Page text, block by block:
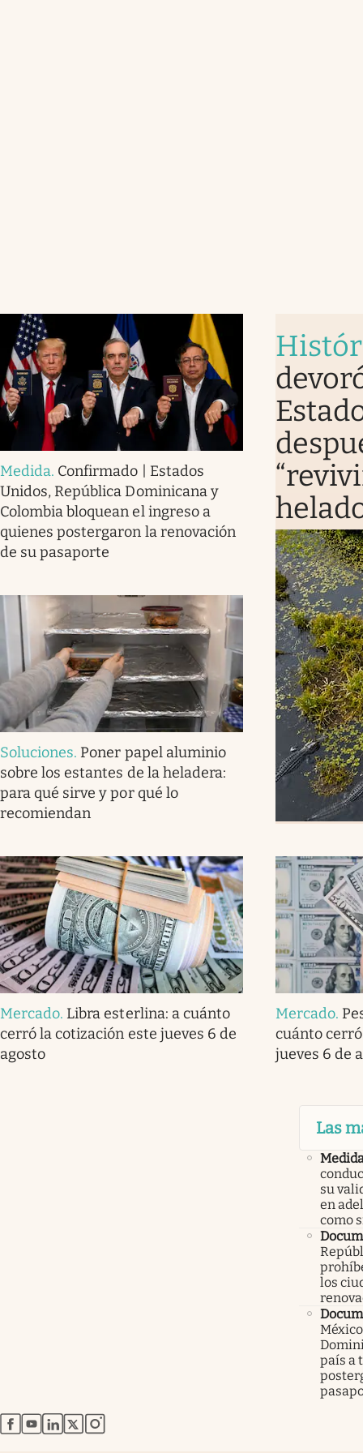
Medida. Confirmado | Estados
Unidos, República Dominicana y
Colombia bloquean el ingreso a
quienes postergaron la renovación
de su pasaporte
Soluciones. Poner papel aluminio
sobre los estantes de la heladera:
para qué sirve y por qué lo
recomiendan
Mercado. Libra esterlina: a cuánto
cerró la cotización este jueves 6 de
agosto
Mercado.
cuánto
jueves 6 de
Las
su
en
como
los
país a
abre en nueva pestaña
abre en nueva pestaña
abre en nueva pestaña
abre en nueva pestaña
abre en nueva pestaña